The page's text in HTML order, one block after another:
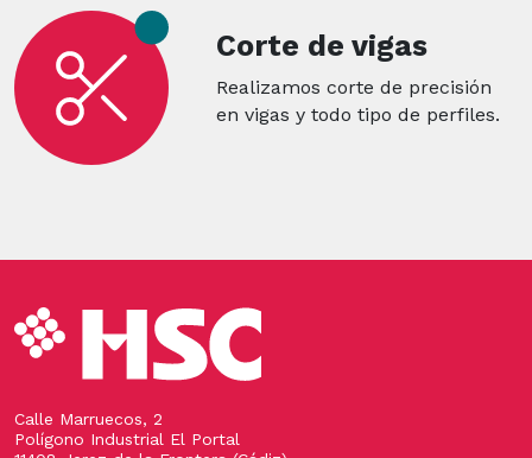
Corte de vigas
Realizamos corte de precisión
en vigas y todo tipo de perfiles.
Calle Marruecos, 2
Polígono Industrial El Portal